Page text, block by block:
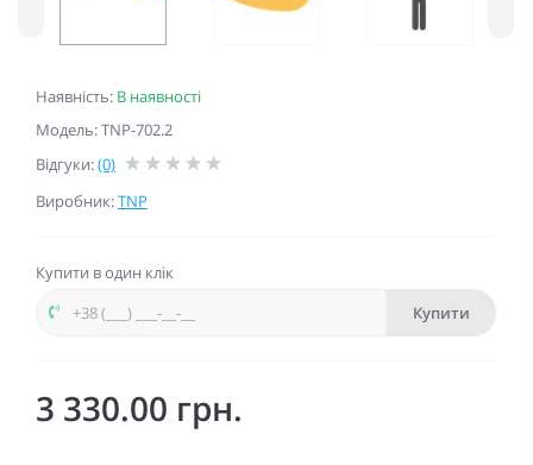
Наявність: В наявності
Модель: TNP-702.2
Відгуки:(0)
Виробник:TNP
Купити в один клік
Купити
3 330.00 грн.